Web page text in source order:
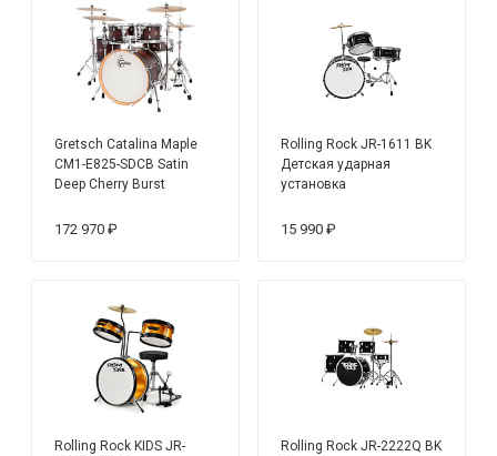
Gretsch Catalina Maple
CM1-E825-SDCB Satin
Deep Cherry Burst
172 970 ₽
Rolling Rock JR-1611 BK
Детская ударная
установка
15 990 ₽
Rolling Rock KIDS JR-
Rolling Rock JR-2222Q BK